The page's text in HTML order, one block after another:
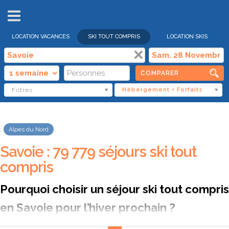
LOCATION VACANCES SKI TOUT COMPRIS LOCATION SKIS
COMPARER
Filtres Hébergement + Forfaits
Alpes du Nord
Savoie : 79 779 séjours ski tout
compris
Pourquoi choisir un séjour ski tout compris
en Savoie pour l’hiver prochain ?